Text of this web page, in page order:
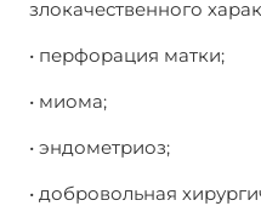
злокачественного
• перфорация матки;
• миома;
• эндометриоз;
• добровольная